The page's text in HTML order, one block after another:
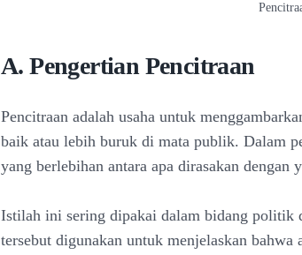
A. Pengertian Pencitraan
Pencitraan adalah usaha untuk
baik atau lebih buruk di mata publik. Dalam
yang berlebihan antara apa dirasakan dengan
Istilah ini sering dipakai dalam bidang politik
tersebut digunakan untuk menjelaskan bahwa